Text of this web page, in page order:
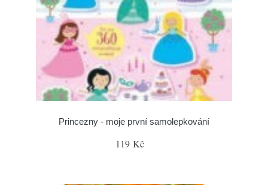
Princezny - moje první samolepkování
119 Kč